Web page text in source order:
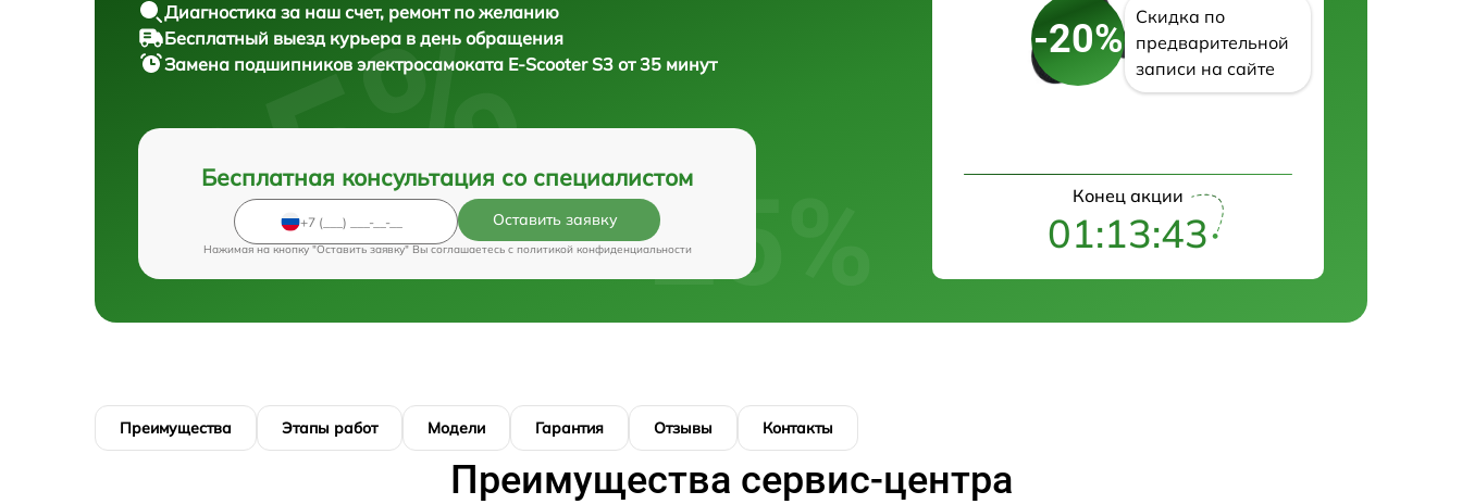
Диагностика за наш счет, ремонт по желанию
Бесплатный выезд курьера в день обращения
Замена подшипников электросамоката E-Scooter S3 от 35 минут
Бесплатная консультация со специалистом
Оставить заявку
Нажимая на кнопку "Оставить заявку" Вы соглашаетесь c политикой конфиденциальности
-20%
Скидка по
предварительной
записи на сайте
Конец акции
01:13:42
Преимущества Этапы работ Модели Гарантия Отзывы Контакты
Преимущества сервис-центра